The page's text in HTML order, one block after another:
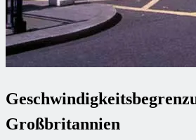
Großbritannien